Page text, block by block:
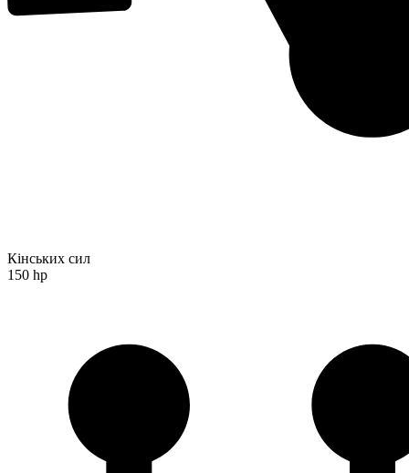
Кінських сил
150 hp